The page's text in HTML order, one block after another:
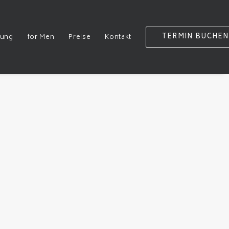
for Men Preise Kontakt TERMIN BUCHEN